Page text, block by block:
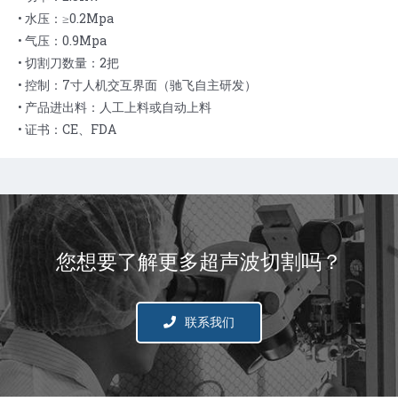
• 水压：≥0.2Mpa
• 气压：0.9Mpa
• 切割刀数量：2把
• 控制：7寸人机交互界面（驰飞自主研发）
• 产品进出料：人工上料或自动上料
• 证书：CE、FDA
您想要了解更多超声波切割吗？
联系我们